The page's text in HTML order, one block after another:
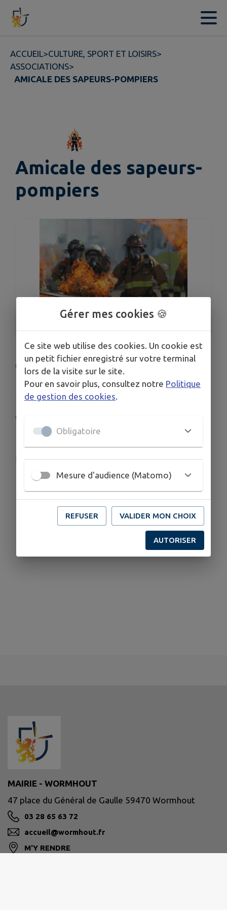
Contenu
ACCUEIL>CULTURE, SPORT ET LOISIRS>
ASSOCIATIONS>
AMICALE DES SAPEURS-POMPIERS
Amicale des sapeurs-
pompiers
1/1
Chloé Dufly
COORDONNÉES
Centre d'Incendie et de Secours de Wormhout, D916,
amicalesapeurspompierswormhout@gmail.com
MAIRIE - WORMHOUT
47 place du Général de Gaulle 59470 Wormhout
03 28 65 63 72
accueil@wormhout.fr
M'Y RENDRE
Gérer mes cookies 🍪
Ce site web utilise des cookies. Un cookie est
un petit fichier enregistré sur votre terminal
lors de la visite sur le site.
Pour en savoir plus, consultez notre Politique
de gestion des cookies
Obligatoire
Mesure d'audience (Matomo)
REFUSER VALIDER MON CHOIX
AUTORISER